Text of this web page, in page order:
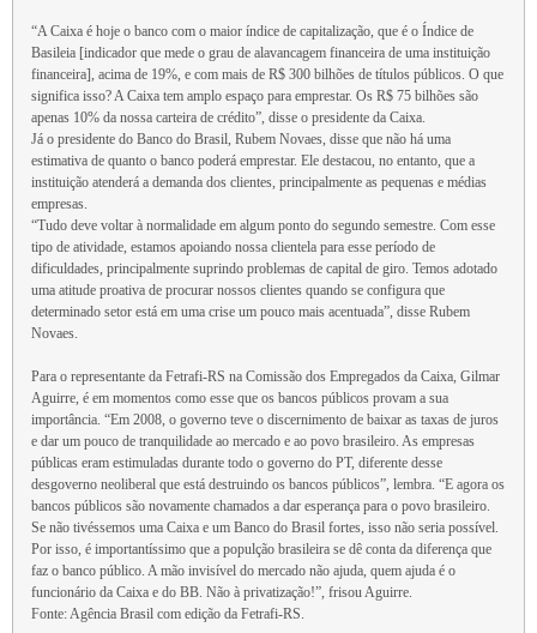
“A Caixa é hoje o banco com o maior índice de capitalização, que é o Índice de
Basileia [indicador que mede o grau de alavancagem financeira de uma instituição
financeira], acima de 19%, e com mais de R$ 300 bilhões de títulos públicos. O que
significa isso? A Caixa tem amplo espaço para emprestar. Os R$ 75 bilhões são
apenas 10% da nossa carteira de crédito”, disse o presidente da Caixa.
Já o presidente do Banco do Brasil, Rubem Novaes, disse que não há uma
estimativa de quanto o banco poderá emprestar. Ele destacou, no entanto, que a
instituição atenderá a demanda dos clientes, principalmente as pequenas e médias
empresas.
“Tudo deve voltar à normalidade em algum ponto do segundo semestre. Com esse
tipo de atividade, estamos apoiando nossa clientela para esse período de
dificuldades, principalmente suprindo problemas de capital de giro. Temos adotado
uma atitude proativa de procurar nossos clientes quando se configura que
determinado setor está em uma crise um pouco mais acentuada”, disse Rubem
Novaes.
Para o representante da Fetrafi-RS na Comissão dos Empregados da Caixa, Gilmar
Aguirre, é em momentos como esse que os bancos públicos provam a sua
importância. “Em 2008, o governo teve o discernimento de baixar as taxas de juros
e dar um pouco de tranquilidade ao mercado e ao povo brasileiro. As empresas
públicas eram estimuladas durante todo o governo do PT, diferente desse
desgoverno neoliberal que está destruindo os bancos públicos”, lembra. “E agora os
bancos públicos são novamente chamados a dar esperança para o povo brasileiro.
Se não tivéssemos uma Caixa e um Banco do Brasil fortes, isso não seria possível.
Por isso, é importantíssimo que a populção brasileira se dê conta da diferença que
faz o banco público. A mão invisível do mercado não ajuda, quem ajuda é o
funcionário da Caixa e do BB. Não à privatização!”, frisou Aguirre.
Fonte: Agência Brasil com edição da Fetrafi-RS.